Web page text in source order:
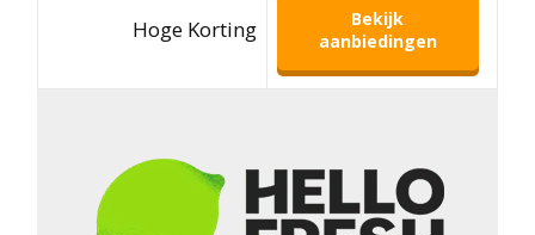
Hoge Korting
Bekijk
aanbiedingen